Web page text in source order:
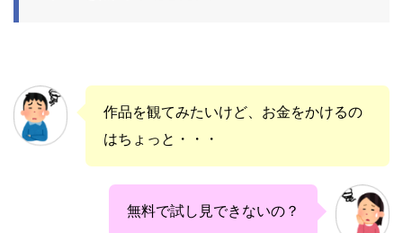
作品を観てみたいけど、お金をかけるの
はちょっと・・・
無料で試し見できないの？